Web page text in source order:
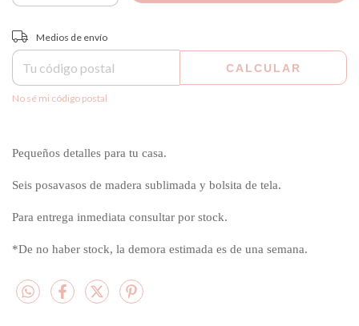
Entregas para el CP:
Medios de envío
CALCULAR
No sé mi código postal
Pequeños detalles para tu casa.
Seis posavasos de madera sublimada y bolsita de tela.
Para entrega inmediata consultar por stock.
*De no haber stock, la demora estimada es de una semana.